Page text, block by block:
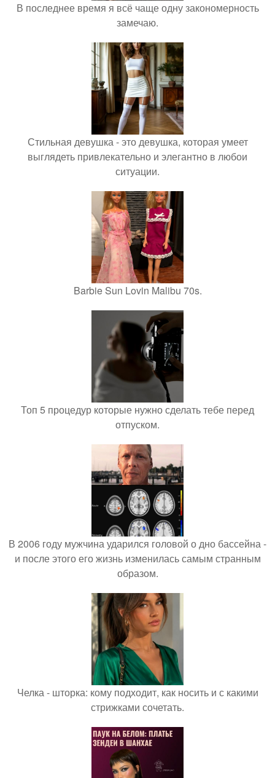
В последнее время я всё чаще одну закономерность
замечаю.
Стильная девушка - это девушка, которая умеет
выглядеть привлекательно и элегантно в любои
ситуации.
Barbie Sun Lovin Malibu 70s.
Топ 5 процедур которые нужно сделать тебе перед
отпуском.
В 2006 году мужчина ударился головой о дно бассейна -
и после этого его жизнь изменилась самым странным
образом.
Челка - шторка: кому подходит, как носить и с какими
стрижками сочетать.